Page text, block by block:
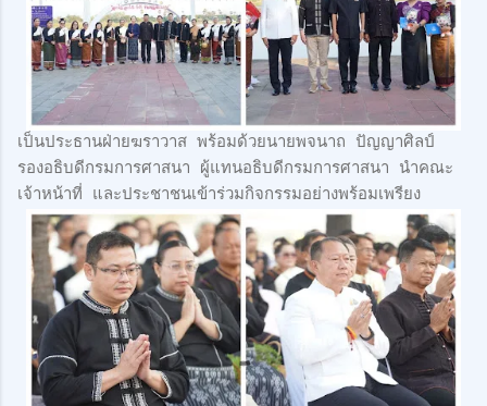
เป็นประธานฝ่ายฆราวาส พร้อมด้วยนายพจนาถ ปัญญาศิลป์
รองอธิบดีกรมการศาสนา ผู้แทนอธิบดีกรมการศาสนา นำคณะ
เจ้าหน้าที่ และประชาชนเข้าร่วมกิจกรรมอย่างพร้อมเพรียง